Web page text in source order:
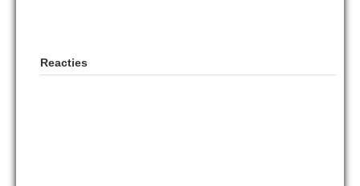
Reacties